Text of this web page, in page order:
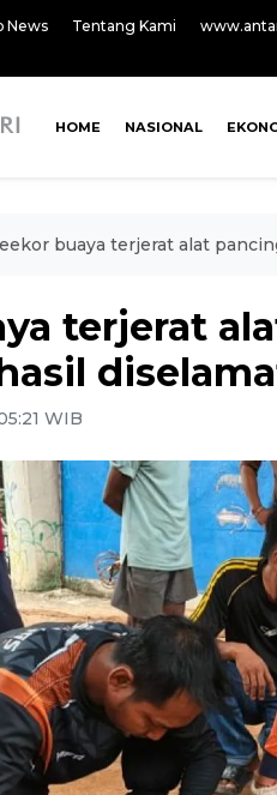
News Tentang Kami
HOME NASIONAL
buaya terjerat alat
terjerat
WIB